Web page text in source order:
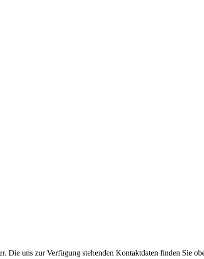
Die uns zur Verfügung stehenden Kontaktdaten finden Sie